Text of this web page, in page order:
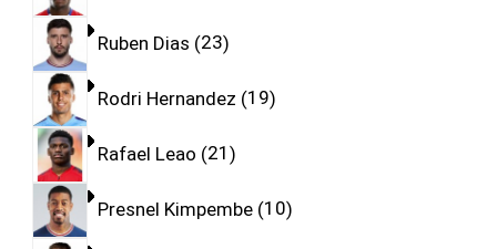
Ruben Dias 23
Rodri Hernandez 19
Rafael Leao 21
Presnel Kimpembe 10